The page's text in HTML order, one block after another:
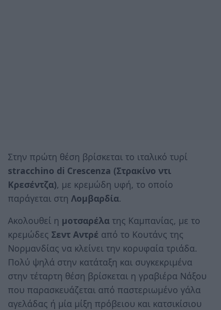
Στην πρώτη θέση βρίσκεται το ιταλικό τυρί
stracchino di Crescenza (Στρακίνο ντι
Κρεσέντζα), με κρεμώδη υφή, το οποίο
παράγεται στη Λομβαρδία.
Ακολουθεί η μοτσαρέλα της Καμπανίας, με το
κρεμώδες Σεντ Αντρέ από το Κουτάνς της
Νορμανδίας να κλείνει την κορυφαία τριάδα.
Πολύ ψηλά στην κατάταξη και συγκεκριμένα
στην τέταρτη θέση βρίσκεται η γραβιέρα Νάξου
που παρασκευάζεται από παστεριωμένο γάλα
αγελάδας ή μία μίξη πρόβειου και κατσικίσιου